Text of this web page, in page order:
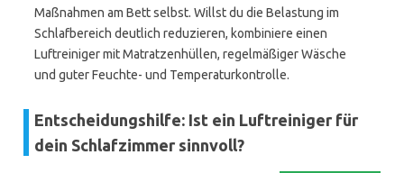
Maßnahmen am Bett selbst. Willst du die Belastung im
Schlafbereich deutlich reduzieren, kombiniere einen
Luftreiniger mit Matratzenhüllen, regelmäßiger Wäsche
und guter Feuchte- und Temperaturkontrolle.
Entscheidungshilfe: Ist ein Luftreiniger für
dein Schlafzimmer sinnvoll?